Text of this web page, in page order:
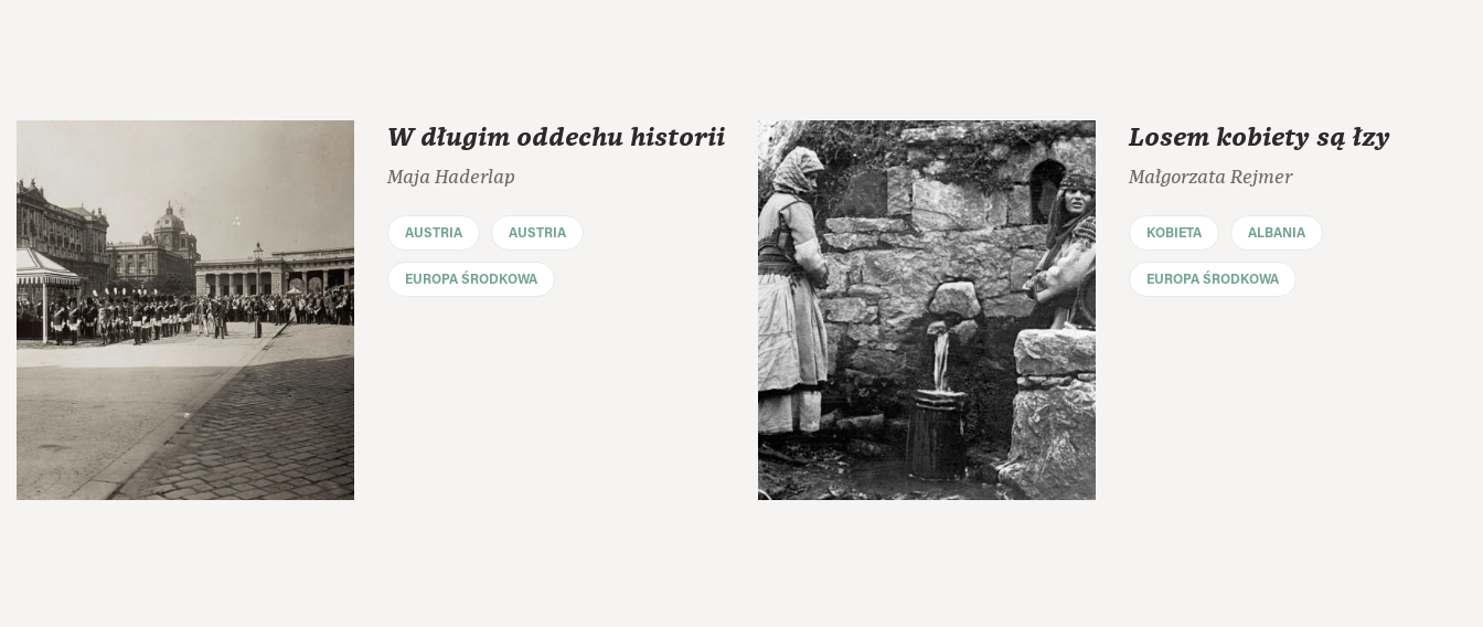
W długim oddechu historii
Maja Haderlap
AUSTRIA AUSTRIA
EUROPA ŚRODKOWA
Losem kobiety są łzy
Małgorzata Rejmer
KOBIETA ALBANIA
EUROPA ŚRODKOWA